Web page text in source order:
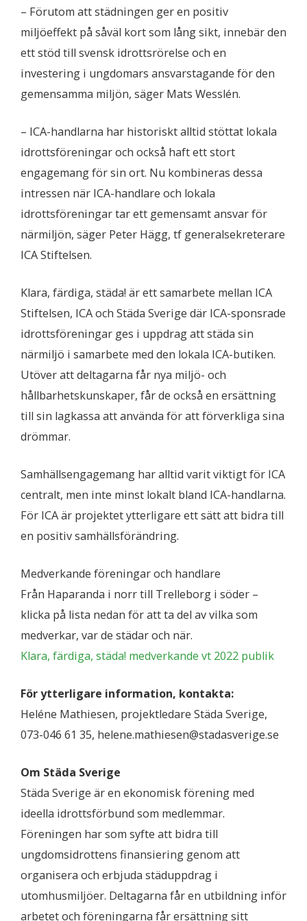
– Förutom att städningen ger en positiv
miljöeffekt på såväl kort som lång sikt, innebär den
ett stöd till svensk idrottsrörelse och en
investering i ungdomars ansvarstagande för den
gemensamma miljön, säger Mats Wesslén.
– ICA-handlarna har historiskt alltid stöttat lokala
idrottsföreningar och också haft ett stort
engagemang för sin ort. Nu kombineras dessa
intressen när ICA-handlare och lokala
idrottsföreningar tar ett gemensamt ansvar för
närmiljön, säger Peter Hägg, tf generalsekreterare
ICA Stiftelsen.
Klara, färdiga, städa! är ett samarbete mellan ICA
Stiftelsen, ICA och Städa Sverige där ICA-sponsrade
idrottsföreningar ges i uppdrag att städa sin
närmiljö i samarbete med den lokala ICA-butiken.
Utöver att deltagarna får nya miljö- och
hållbarhetskunskaper, får de också en ersättning
till sin lagkassa att använda för att förverkliga sina
drömmar.
Samhällsengagemang har alltid varit viktigt för ICA
centralt, men inte minst lokalt bland ICA-handlarna.
För ICA är projektet ytterligare ett sätt att bidra till
en positiv samhällsförändring.
Medverkande föreningar och handlare
Från Haparanda i norr till Trelleborg i söder –
klicka på lista nedan för att ta del av vilka som
medverkar, var de städar och när.
Klara, färdiga, städa! medverkande vt 2022 publik
För ytterligare information, kontakta:
Heléne Mathiesen, projektledare Städa Sverige,
073-046 61 35, helene.mathiesen@stadasverige.se
Om Städa Sverige
Städa Sverige är en ekonomisk förening med
ideella idrottsförbund som medlemmar.
Föreningen har som syfte att bidra till
ungdomsidrottens finansiering genom att
organisera och erbjuda städuppdrag i
utomhusmiljöer. Deltagarna får en utbildning inför
arbetet och föreningarna får ersättning sitt